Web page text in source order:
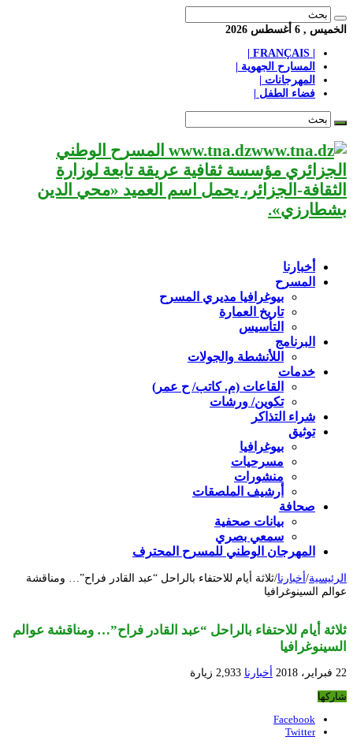
الخميس , 6 أغسطس 2026
المسارح الجهوية |
المهرجانات |
فضاء الطفل |
www.tna.dz المسرح الوطني
الجزائري مؤسسة ثقافية عريقة تابعة لوزارة
الثقافة-الجزائر، يحمل اسم العميد «محي الدين
بشطارزي».
أخبارنا
المسرح
بيوغرافيا مديري المسرح
تاريخ العمارة
التأسيس
البرنامج
اللأنشطة والجولات
خدمات
القاعات (م. كاتب/ ح عمر)
تكوين/ ورشات
شراء التذاكر
توثيق
بيوغرافيا
مسرحيات
منشورات
أرشيف الملصقات
صحافة
بيانات صحفية
سمعي بصري
المهرجان الوطني للمسرح المحترف
الرئيسية/ أخبارنا/ثلاثة أيام للاحتفاء بالراحل “عبد القادر فراح”… ومناقشة
عوالم السينوغرافيا
ثلاثة أيام للاحتفاء بالراحل “عبد القادر فراح”… ومناقشة عوالم
السينوغرافيا
22 فبراير، 2018 أخبارنا 2,933 زيارة
شاركها
Facebook
Twitter